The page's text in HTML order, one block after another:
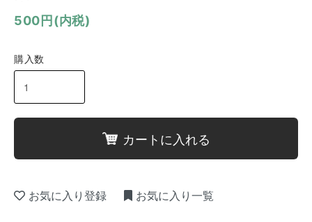
500円(内税)
購入数
カートに入れる
お気に入り登録 お気に入り一覧